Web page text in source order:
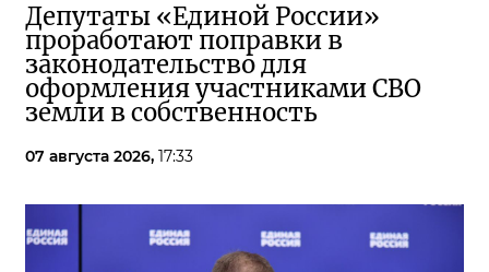
Депутаты «Единой России»
проработают поправки в
законодательство для
оформления участниками СВО
земли в собственность
07 августа 2026, 17:33